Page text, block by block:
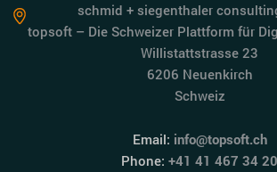
schmid + siegenthaler
topsoft – Die Schweizer Plattform für
Willistattstrasse 23
6206 Neuenkirch
Schweiz
Email: info@topsoft.ch
Phone: +41 41 467 34 20